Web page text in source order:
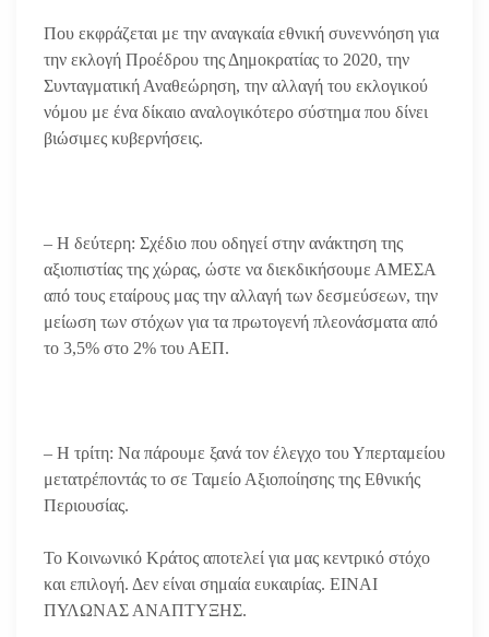
Που εκφράζεται με την αναγκαία εθνική συνεννόηση για
την εκλογή Προέδρου της Δημοκρατίας το 2020, την
Συνταγματική Αναθεώρηση, την αλλαγή του εκλογικού
νόμου με ένα δίκαιο αναλογικότερο σύστημα που δίνει
βιώσιμες κυβερνήσεις.
– Η δεύτερη: Σχέδιο που οδηγεί στην ανάκτηση της
αξιοπιστίας της χώρας, ώστε να διεκδικήσουμε ΑΜΕΣΑ
από τους εταίρους μας την αλλαγή των δεσμεύσεων, την
μείωση των στόχων για τα πρωτογενή πλεονάσματα από
το 3,5% στο 2% του ΑΕΠ.
– Η τρίτη: Να πάρουμε ξανά τον έλεγχο του Υπερταμείου
μετατρέποντάς το σε Ταμείο Αξιοποίησης της Εθνικής
Περιουσίας.
Το Κοινωνικό Κράτος αποτελεί για μας κεντρικό στόχο
και επιλογή. Δεν είναι σημαία ευκαιρίας. ΕΙΝΑΙ
ΠΥΛΩΝΑΣ ΑΝΑΠΤΥΞΗΣ.